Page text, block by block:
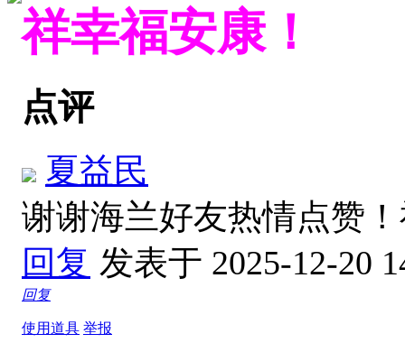
祥幸福安康！
点评
夏益民
谢谢海兰好友热情点赞
回复 发表于 2025-12-20
回复
使用道具 举报